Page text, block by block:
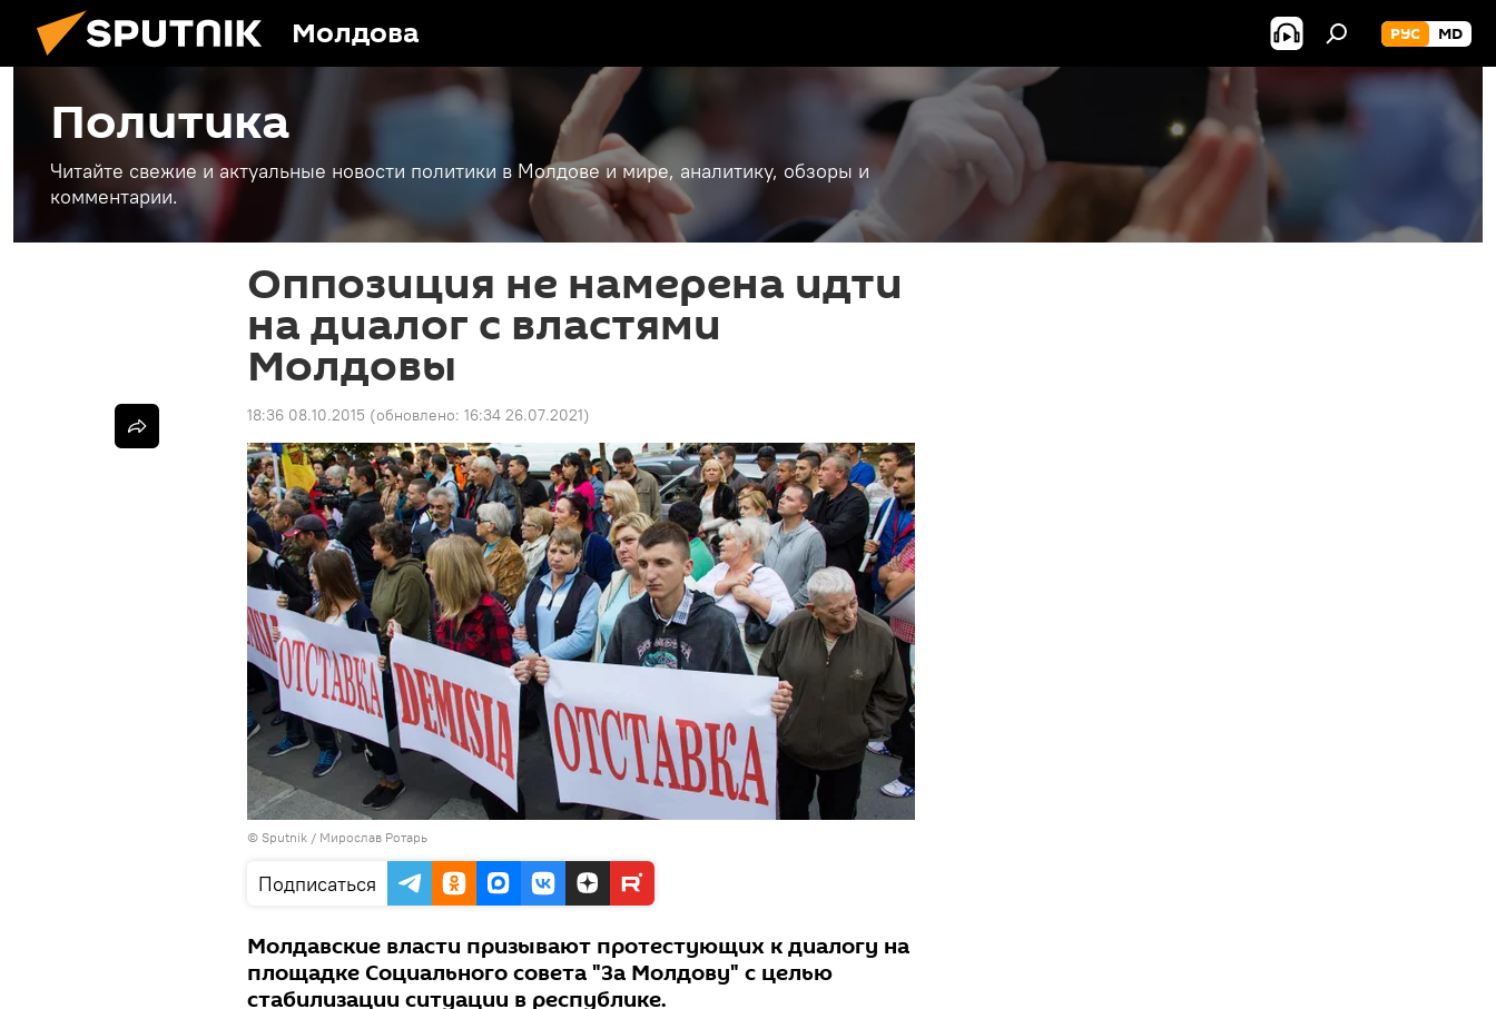
Молдова РУС MD
Политика
Читайте свежие и актуальные новости политики в Молдове и мире, аналитику, обзоры и
комментарии.
Оппозиция не намерена идти
на диалог с властями
Молдовы
18:36 08.10.2015 (обновлено: 16:34 26.07.2021)
© Sputnik / Мирослав Ротарь
Подписаться
Молдавские власти призывают протестующих к диалогу на
площадке Социального совета "За Молдову" с целью
стабилизации ситуации в республике.